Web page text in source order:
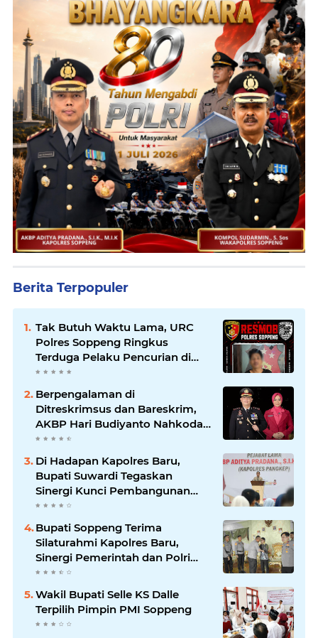
Berita Terpopuler
Tak Butuh Waktu Lama, URC
Polres Soppeng Ringkus
Terduga Pelaku Pencurian di
Liliriaja
Berpengalaman di
Ditreskrimsus dan Bareskrim,
AKBP Hari Budiyanto Nahkodai
Polres Soppeng
Di Hadapan Kapolres Baru,
Bupati Suwardi Tegaskan
Sinergi Kunci Pembangunan
Soppeng
Bupati Soppeng Terima
Silaturahmi Kapolres Baru,
Sinergi Pemerintah dan Polri
Diperkuat
Wakil Bupati Selle KS Dalle
Terpilih Pimpin PMI Soppeng